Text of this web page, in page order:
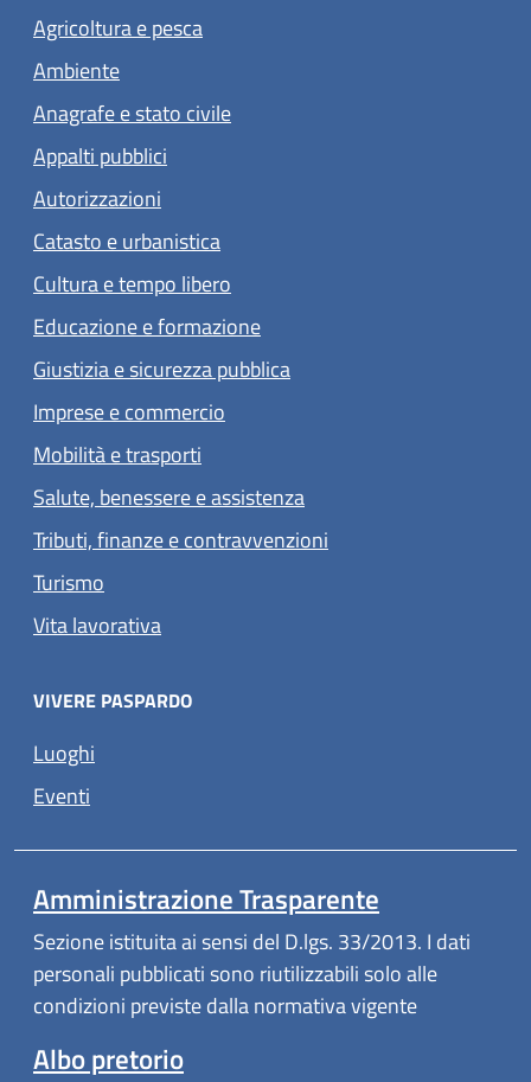
Agricoltura e pesca
Ambiente
Anagrafe e stato civile
Appalti pubblici
Autorizzazioni
Catasto e urbanistica
Cultura e tempo libero
Educazione e formazione
Giustizia e sicurezza pubblica
Imprese e commercio
Mobilità e trasporti
Salute, benessere e assistenza
Tributi, finanze e contravvenzioni
Turismo
Vita lavorativa
VIVERE PASPARDO
Luoghi
Eventi
Amministrazione Trasparente
Sezione istituita ai sensi del D.lgs. 33/2013. I dati
personali pubblicati sono riutilizzabili solo alle
condizioni previste dalla normativa vigente
Albo pretorio